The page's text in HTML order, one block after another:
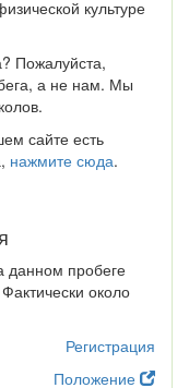
культуре
Пожалуйста,
а не нам. Мы
сайте есть
нажмите сюда.
данном пробеге
около
Регистрация
Положение